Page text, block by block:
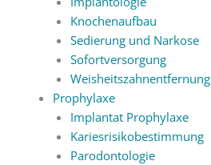
Knochenaufbau
Sedierung und Narkose
Sofortversorgung
Weisheitszahnentfernung
Prophylaxe
Implantat Prophylaxe
Kariesrisikobestimmung
Parodontologie